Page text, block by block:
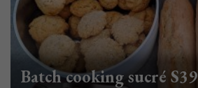
Batch cooking sucré S39